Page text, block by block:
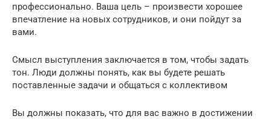
профессионально. Ваша цель – произвести хорошее
впечатление на новых сотрудников, и они пойдут за
вами.
Смысл выступления заключается в том, чтобы задать
тон. Люди должны понять, как вы будете решать
поставленные задачи и общаться с коллективом
Вы должны показать, что для вас важно в достижении